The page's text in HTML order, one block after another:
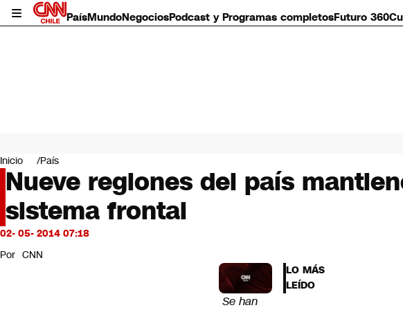
PaísMundoNegociosPodcast y Programas completosFuturo 360
Mundo
Negocios
Deportes
Programas completos
Cultura
Servicios
Bits
CNN Data
Inicio País
Nueve regiones del país
sistema frontal
02- 05- 2014 07:18
Por CNN
Se han
LO MÁS
LEÍDO